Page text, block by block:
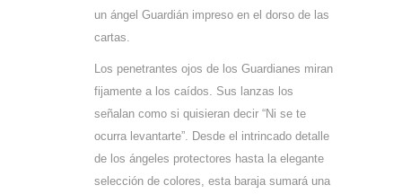
un ángel Guardián impreso en el dorso de las
cartas.
Los penetrantes ojos de los Guardianes miran
fijamente a los caídos. Sus lanzas los
señalan como si quisieran decir “Ni se te
ocurra levantarte”. Desde el intrincado detalle
de los ángeles protectores hasta la elegante
selección de colores, esta baraja sumará una